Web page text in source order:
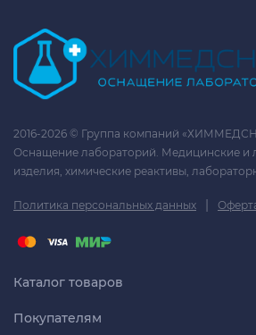
2016-2026 © Группа компаний
Оснащение лабораторий. Медицинские и
изделия, химические реактивы,
Политика персональных данных |
Каталог товаров
Покупателям